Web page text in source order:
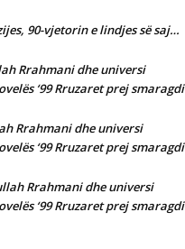
90-vjetorin e lindjes së saj…
Rrahmani dhe universi
‘99 Rruzaret prej smaragdi
Rrahmani dhe universi
‘99 Rruzaret prej smaragdi
Rrahmani dhe universi
‘99 Rruzaret prej smaragdi